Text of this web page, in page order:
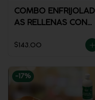
COMBO ENFRIJOLAD
AS RELLENAS CON
$143.00
-17%